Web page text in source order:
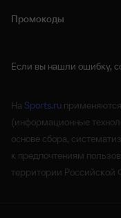
Промокоды
Если вы нашли ошибку,
НаSports.ru
(информационные
основе сбора,
к предпочтениям
территории Российской